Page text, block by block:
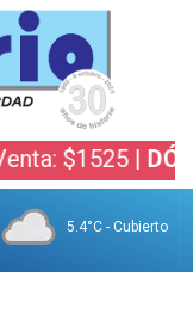
|DÓLAR
5.4°C - Cubierto